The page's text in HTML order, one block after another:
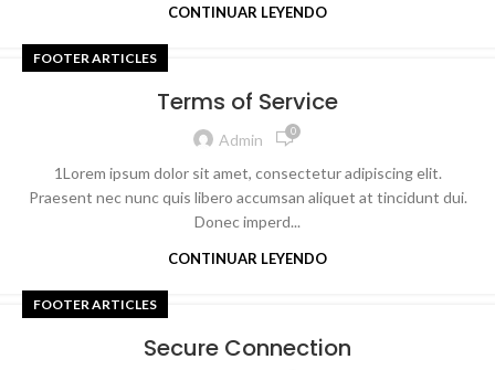
CONTINUAR LEYENDO
FOOTER ARTICLES
Terms of Service
Admin 0
1Lorem ipsum dolor sit amet, consectetur adipiscing elit.
Praesent nec nunc quis libero accumsan aliquet at tincidunt dui.
Donec imperd...
CONTINUAR LEYENDO
FOOTER ARTICLES
Secure Connection